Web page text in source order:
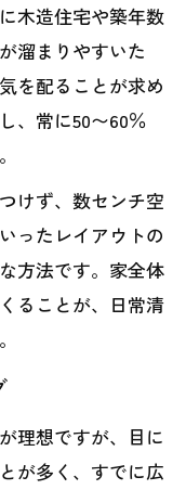
木造住宅や築年数
溜まりやすいた
を配ることが求め
、常に50〜60％
けず、数センチ空
ったレイアウトの
方法です。家全体
ることが、日常清
理想ですが、目に
が多く、すでに広